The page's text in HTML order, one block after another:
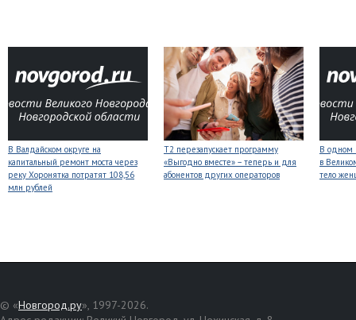
В Валдайском округе на
капитальный ремонт моста через
реку Хоронятка потратят 108,56
млн рублей
Т2 перезапускает программу
«Выгодно вместе» – теперь и для
абонентов других операторов
В одном
в
тело
© «Новгород.ру», 1997-2026.